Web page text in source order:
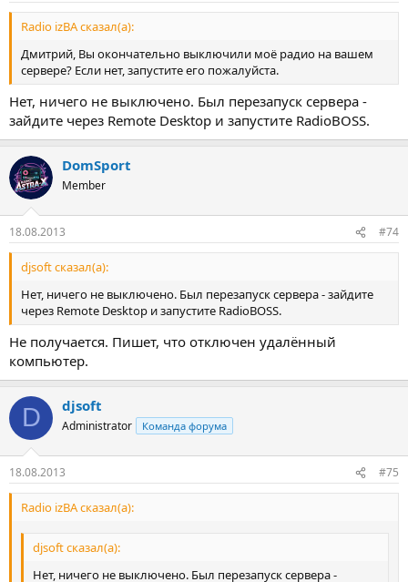
Radio izBA сказал(а):
Дмитрий, Вы окончательно выключили моё радио на вашем
сервере? Если нет, запустите его пожалуйста.
Нет, ничего не выключено. Был перезапуск сервера -
зайдите через Remote Desktop и запустите RadioBOSS.
DomSport
Member
18.08.2013 #74
djsoft сказал(а):
Нет, ничего не выключено. Был перезапуск сервера - зайдите
через Remote Desktop и запустите RadioBOSS.
Не получается. Пишет, что отключен удалённый
компьютер.
D djsoft
Administrator Команда форума
18.08.2013 #75
Radio izBA сказал(а):
djsoft сказал(а):
Нет, ничего не выключено. Был перезапуск сервера -